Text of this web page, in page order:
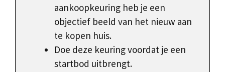
aankoopkeuring heb je een
objectief beeld van het nieuw aan
te kopen huis.
Doe deze keuring voordat je een
startbod uitbrengt.